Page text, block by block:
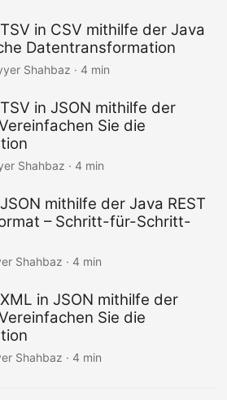
in CSV mithilfe der Java
Datentransformation
Shahbaz · 4 min
in JSON mithilfe der
Sie die
Shahbaz · 4 min
mithilfe der Java REST
– Schritt-für-Schritt-
Shahbaz · 4 min
in JSON mithilfe der
Sie die
Shahbaz · 4 min